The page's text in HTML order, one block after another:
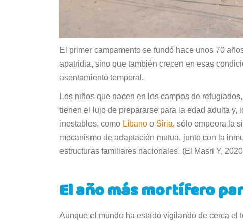
El primer campamento se fundó hace unos 70
apatridia, sino que también crecen en esas
asentamiento temporal.
Los niños que nacen en los campos de
tienen el lujo de prepararse para la edad adulta y,
inestables, como Líbano o Siria, sólo empeora la
mecanismo de adaptación mutua, junto con la
estructuras familiares nacionales. (El Masri Y,
El año más mortífero
Aunque el mundo ha estado vigilando de cerca el